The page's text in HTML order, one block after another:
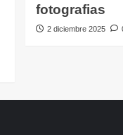
fotografias
2 diciembre 2025